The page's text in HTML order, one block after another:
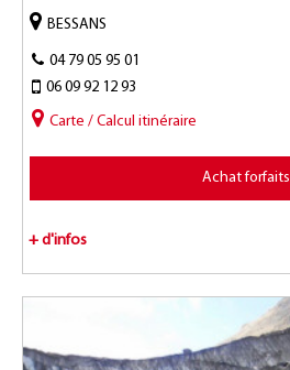
BESSANS
04 79 05 95 01
06 09 92 12 93
Carte / Calcul itinéraire
+ d'infos
Achat forfaits